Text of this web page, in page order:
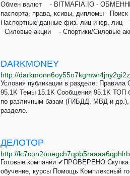
Обмен валют - BITMAFIA.IO -
паспорта, права, ксивы, дипломы Поиск
Паспортные данные физ. лиц и юр.
Силовые акции - Спортики/Силовые
DARKMONEY
http://
Условия публикации в разделе:
95.1K Темы 15.1K Сообщения 95.1K
по различным базам (ГИБДД, МВД и др.),
разделе.
ДЕЛОТОР
http://
Готовые компании ✔ПРОВЕРЕНО Скупка
обучение, курсы Помощь Комплексный